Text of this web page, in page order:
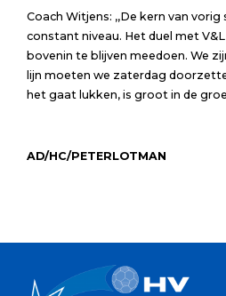
Coach Witjens: ,,De kern van vorig
constant niveau. Het duel met
bovenin te blijven meedoen. We
lijn moeten we zaterdag
het gaat lukken, is groot in de
AD/HC/PETERLOTMAN